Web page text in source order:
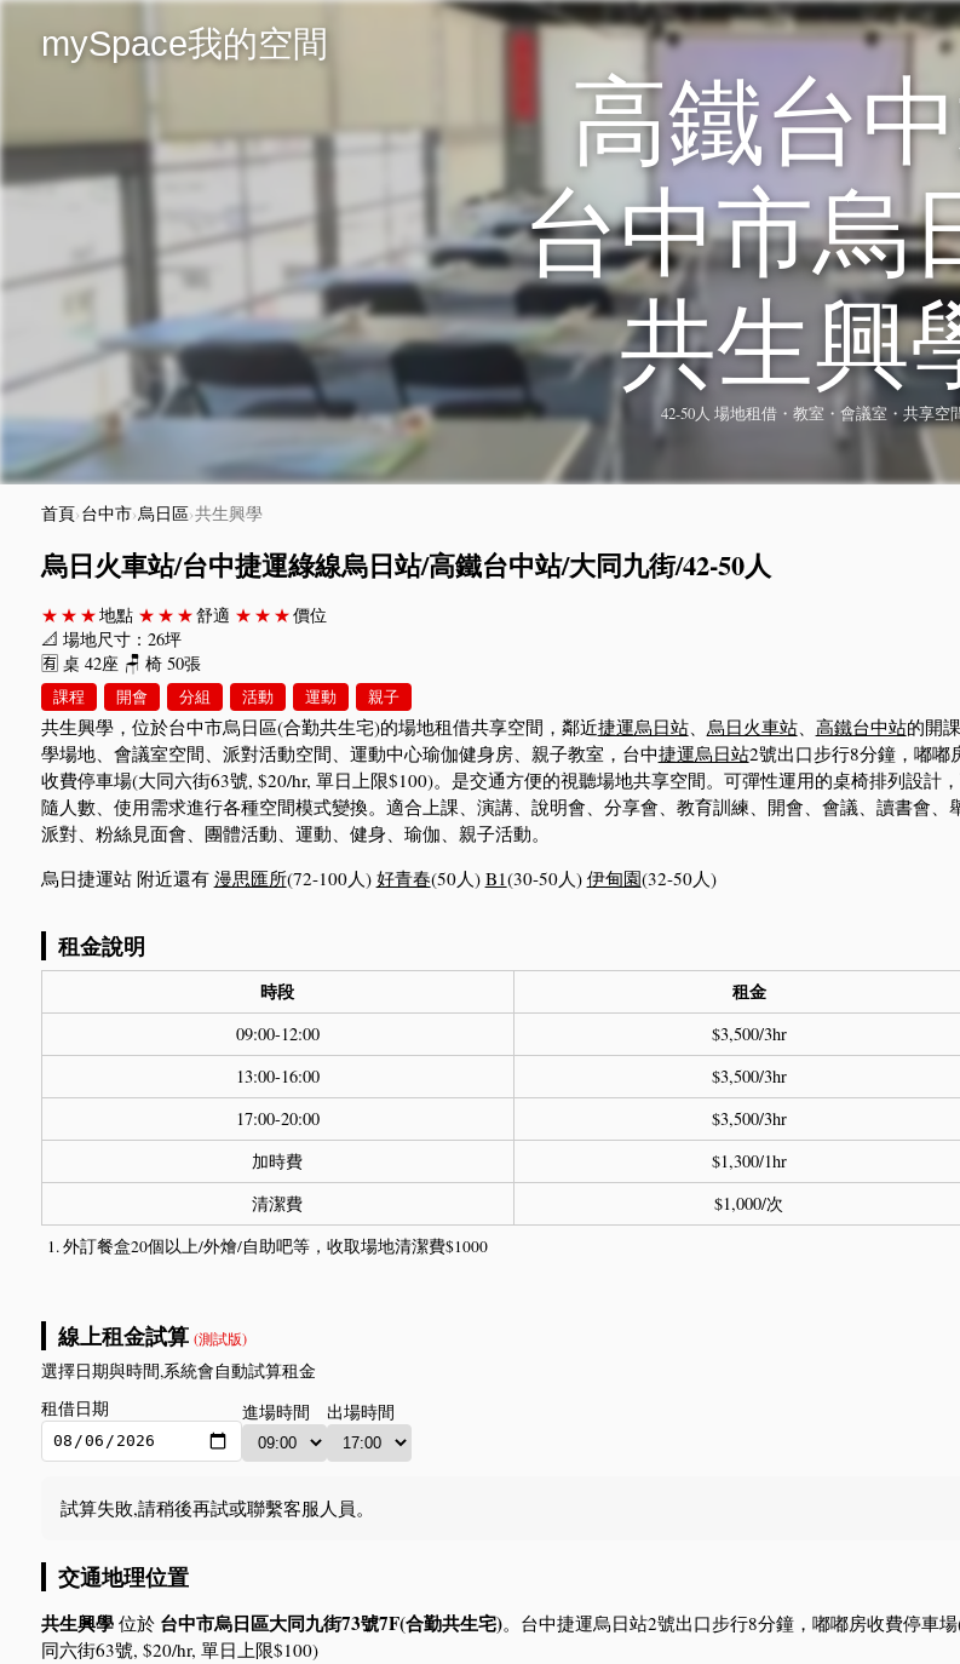
mySpace我的空間
高鐵台
台中市烏
共生興
42-50人 場地租借・教室・會議室・共享空
首頁›台中市›烏日區›共生興學
烏日火車站/台中捷運綠線烏日站/高鐵台中站/大同九街/42-50人
★★★地點 ★★★舒適 ★★★價位
📐 場地尺寸：26坪
🈶 桌 42座 🪑 椅 50張
課程 開會 分組 活動 運動 親子
共生興學，位於台中市烏日區(合勤共生宅)的場地租借共享空間，鄰近捷運烏日站、 烏日火車站、 高鐵台中站的開
學場地、會議室空間、派對活動空間、運動中心瑜伽健身房、親子教室，台中捷運烏日站2號出口步行8分鐘，嘟嘟
收費停車場(大同六街63號, $20/hr, 單日上限$100)。是交通方便的視聽場地共享空間。可彈性運用的桌椅排列設計
隨人數、使用需求進行各種空間模式變換。適合上課、演講、說明會、分享會、教育訓練、開會、會議、讀書會、
派對、粉絲見面會、團體活動、運動、健身、瑜伽、親子活動。
烏日捷運站 附近還有 漫思匯所(72-100人) 好青春(50人) B1(30-50人) 伊甸園(32-50人)
租金說明
時段 租金
09:00-12:00
$3,500/3hr
13:00-16:00
$3,500/3hr
17:00-20:00
$3,500/3hr
加時費
$1,300/1hr
清潔費
$1,000/次
外訂餐盒20個以上/外燴/自助吧等，收取場地清潔費$1000
線上租金試算 (測試版)
選擇日期與時間,系統會自動試算租金
租借日期
進場時間 出場時間
試算失敗,請稍後再試或聯繫客服人員。
交通地理位置
共生興學位於 台中市烏日區大同九街73號7F(合勤共生宅)。台中捷運烏日站2號出口步行8分鐘，嘟嘟房收費停車
同六街63號, $20/hr, 單日上限$100)